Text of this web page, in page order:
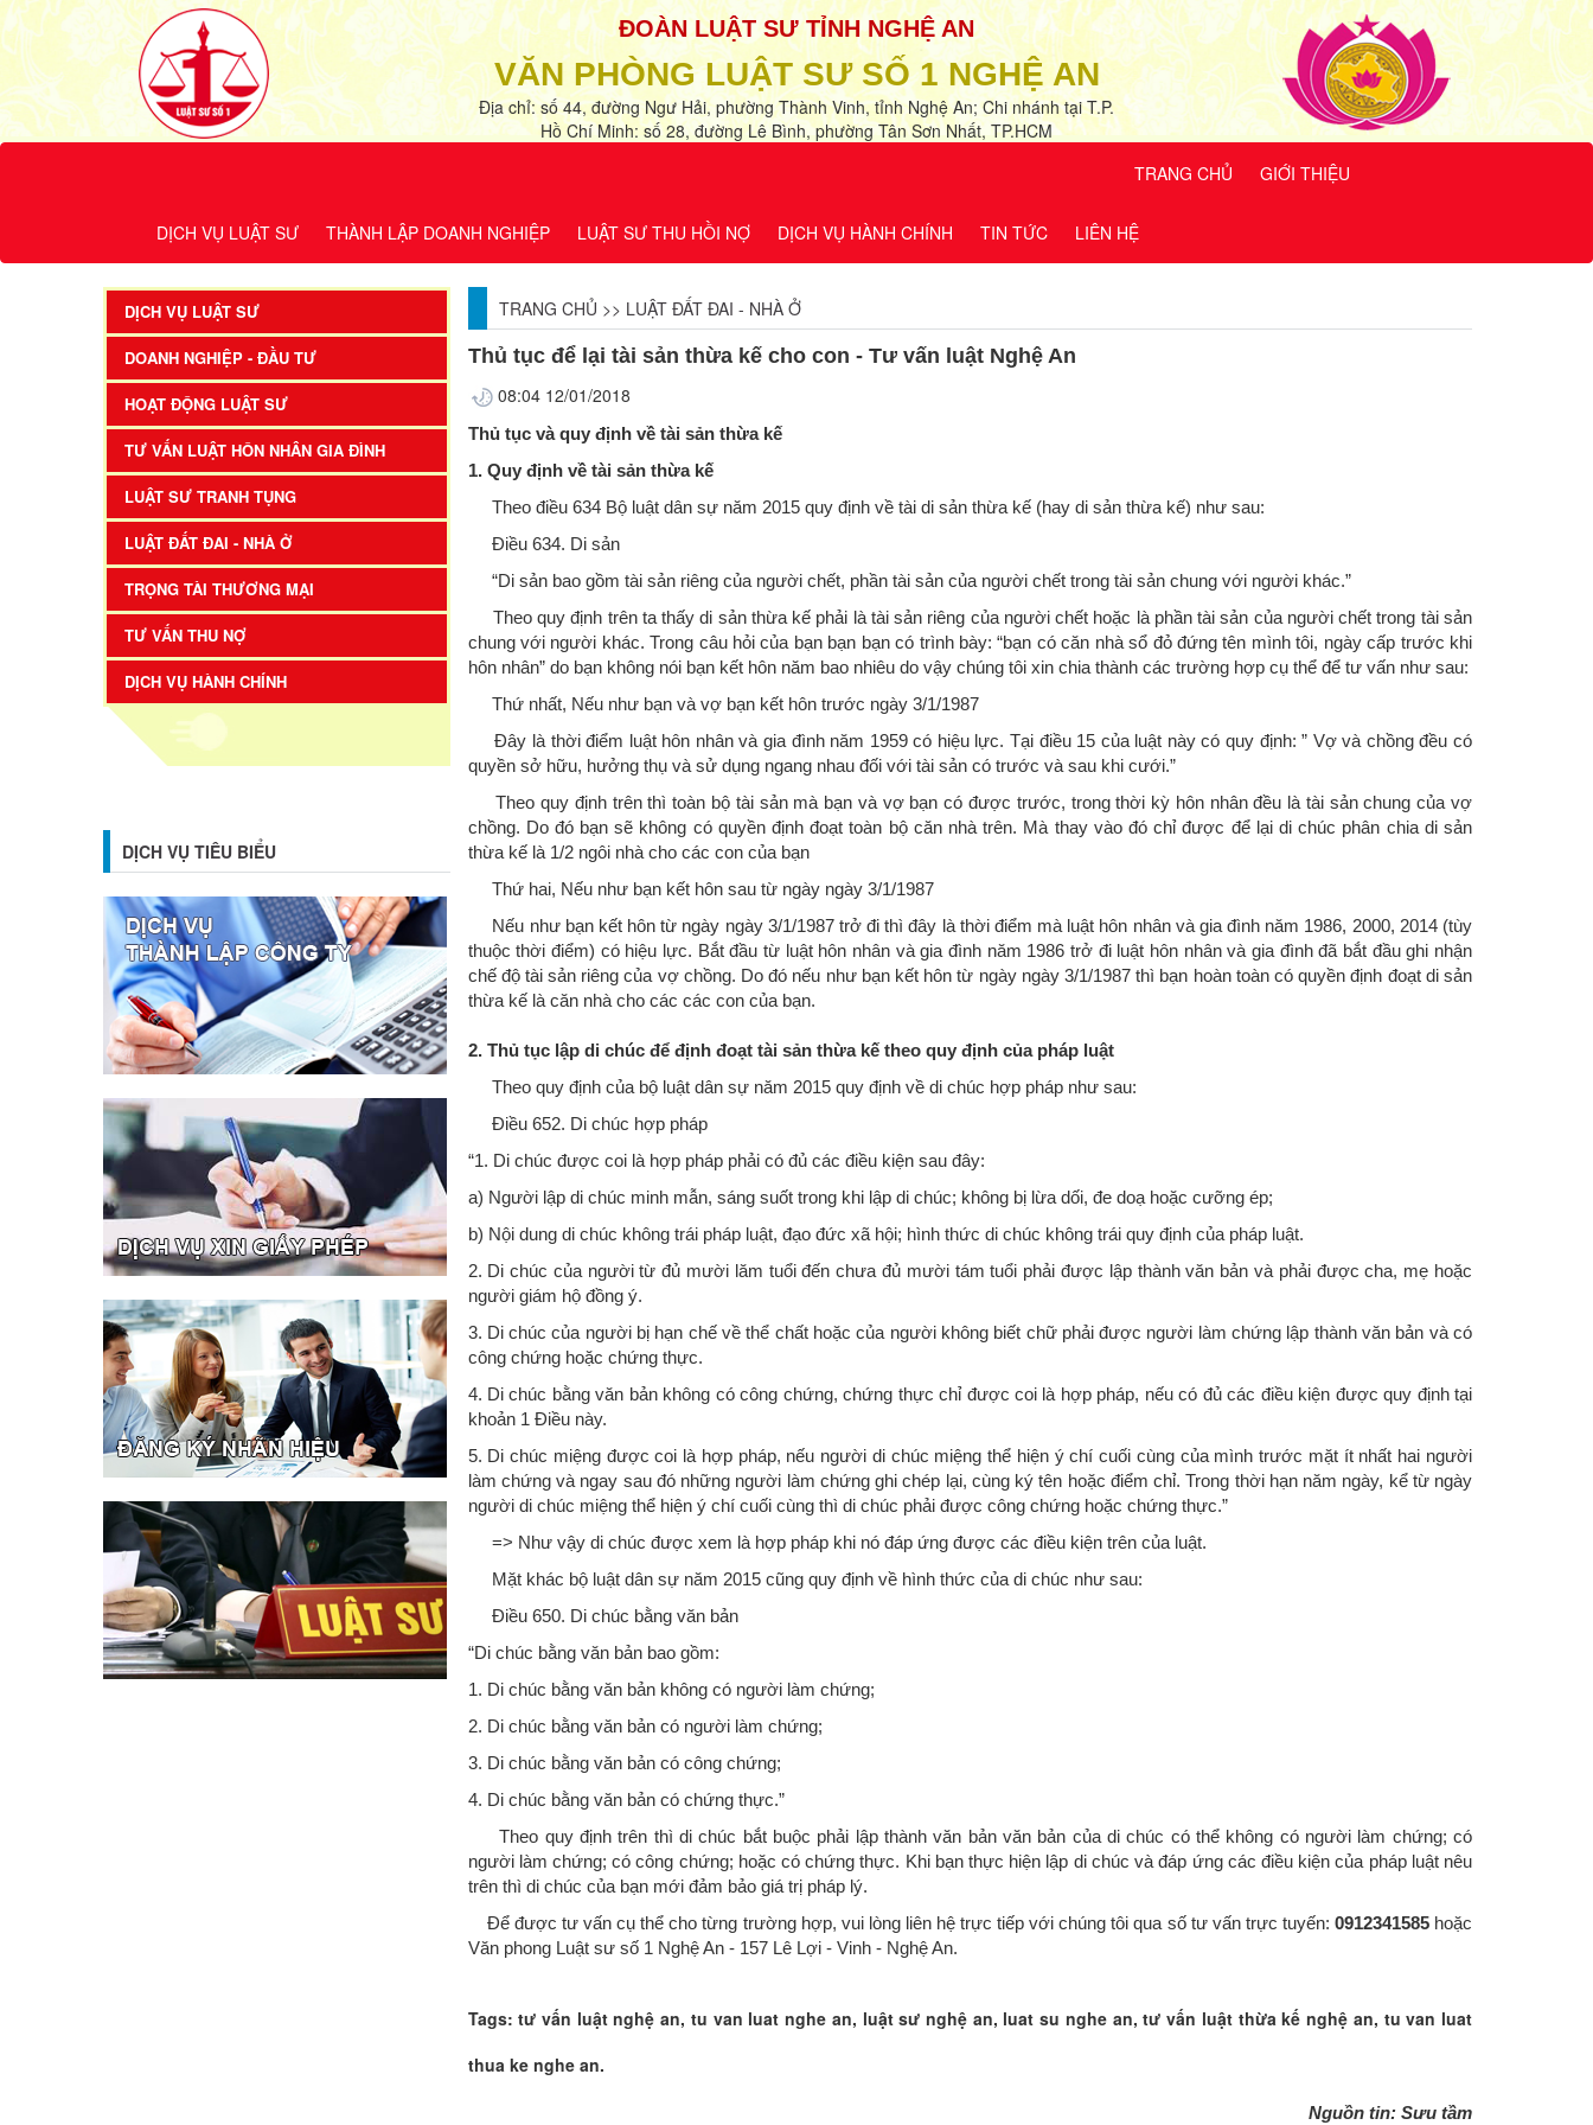
ĐOÀN LUẬT SƯ TỈNH NGHỆ AN
VĂN PHÒNG LUẬT SƯ SỐ 1 NGHỆ AN
Địa chỉ: số 44, đường Ngư Hải, phường Thành Vinh, tỉnh Nghệ An; Chi nhánh tại T.P.
Hồ Chí Minh: số 28, đường Lê Bình, phường Tân Sơn Nhất, TP.HCM
TRANG CHỦ
GIỚI THIỆU
DỊCH VỤ LUẬT SƯ THÀNH LẬP DOANH NGHIỆP LUẬT SƯ THU HỒI NỢ DỊCH VỤ HÀNH CHÍNH TIN TỨC LIÊN HỆ
DỊCH VỤ LUẬT SƯ
DOANH NGHIỆP - ĐẦU TƯ
HOẠT ĐỘNG LUẬT SƯ
TƯ VẤN LUẬT HÔN NHÂN GIA ĐÌNH
LUẬT SƯ TRANH TỤNG
LUẬT ĐẤT ĐAI - NHÀ Ở
TRỌNG TÀI THƯƠNG MẠI
TƯ VẤN THU NỢ
DỊCH VỤ HÀNH CHÍNH
DỊCH VỤ TIÊU BIỂU
TRANG CHỦ >> LUẬT ĐẤT ĐAI - NHÀ Ở
Thủ tục để lại tài sản thừa kế cho con - Tư vấn luật Nghệ An
08:04 12/01/2018
Thủ tục và quy định về tài sản thừa kế
1. Quy định về tài sản thừa kế
Theo điều 634 Bộ luật dân sự năm 2015 quy định về tài di sản thừa kế (hay di sản thừa kế) như sau:
Điều 634. Di sản
“Di sản bao gồm tài sản riêng của người chết, phần tài sản của người chết trong tài sản chung với người khác.”
Theo quy định trên ta thấy di sản thừa kế phải là tài sản riêng của người chết hoặc là phần tài sản của người chết trong tài sản
chung với người khác. Trong câu hỏi của bạn bạn bạn có trình bày: “bạn có căn nhà sổ đỏ đứng tên mình tôi, ngày cấp trước khi
hôn nhân” do bạn không nói bạn kết hôn năm bao nhiêu do vậy chúng tôi xin chia thành các trường hợp cụ thể để tư vấn như sau:
Thứ nhất, Nếu như bạn và vợ bạn kết hôn trước ngày 3/1/1987
Đây là thời điểm luật hôn nhân và gia đình năm 1959 có hiệu lực. Tại điều 15 của luật này có quy định: ” Vợ và chồng đều có
quyền sở hữu, hưởng thụ và sử dụng ngang nhau đối với tài sản có trước và sau khi cưới.”
Theo quy định trên thì toàn bộ tài sản mà bạn và vợ bạn có được trước, trong thời kỳ hôn nhân đều là tài sản chung của vợ
chồng. Do đó bạn sẽ không có quyền định đoạt toàn bộ căn nhà trên. Mà thay vào đó chỉ được để lại di chúc phân chia di sản
thừa kế là 1/2 ngôi nhà cho các con của bạn
Thứ hai, Nếu như bạn kết hôn sau từ ngày ngày 3/1/1987
Nếu như bạn kết hôn từ ngày ngày 3/1/1987 trở đi thì đây là thời điểm mà luật hôn nhân và gia đình năm 1986, 2000, 2014 (tùy
thuộc thời điểm) có hiệu lực. Bắt đầu từ luật hôn nhân và gia đình năm 1986 trở đi luật hôn nhân và gia đình đã bắt đầu ghi nhận
chế độ tài sản riêng của vợ chồng. Do đó nếu như bạn kết hôn từ ngày ngày 3/1/1987 thì bạn hoàn toàn có quyền định đoạt di sản
thừa kế là căn nhà cho các các con của bạn.
2. Thủ tục lập di chúc để định đoạt tài sản thừa kế theo quy định của pháp luật
Theo quy định của bộ luật dân sự năm 2015 quy định về di chúc hợp pháp như sau:
Điều 652. Di chúc hợp pháp
“1. Di chúc được coi là hợp pháp phải có đủ các điều kiện sau đây:
a) Người lập di chúc minh mẫn, sáng suốt trong khi lập di chúc; không bị lừa dối, đe doạ hoặc cưỡng ép;
b) Nội dung di chúc không trái pháp luật, đạo đức xã hội; hình thức di chúc không trái quy định của pháp luật.
2. Di chúc của người từ đủ mười lăm tuổi đến chưa đủ mười tám tuổi phải được lập thành văn bản và phải được cha, mẹ hoặc
người giám hộ đồng ý.
3. Di chúc của người bị hạn chế về thể chất hoặc của người không biết chữ phải được người làm chứng lập thành văn bản và có
công chứng hoặc chứng thực.
4. Di chúc bằng văn bản không có công chứng, chứng thực chỉ được coi là hợp pháp, nếu có đủ các điều kiện được quy định tại
khoản 1 Điều này.
5. Di chúc miệng được coi là hợp pháp, nếu người di chúc miệng thể hiện ý chí cuối cùng của mình trước mặt ít nhất hai người
làm chứng và ngay sau đó những người làm chứng ghi chép lại, cùng ký tên hoặc điểm chỉ. Trong thời hạn năm ngày, kể từ ngày
người di chúc miệng thể hiện ý chí cuối cùng thì di chúc phải được công chứng hoặc chứng thực.”
=> Như vậy di chúc được xem là hợp pháp khi nó đáp ứng được các điều kiện trên của luật.
Mặt khác bộ luật dân sự năm 2015 cũng quy định về hình thức của di chúc như sau:
Điều 650. Di chúc bằng văn bản
“Di chúc bằng văn bản bao gồm:
1. Di chúc bằng văn bản không có người làm chứng;
2. Di chúc bằng văn bản có người làm chứng;
3. Di chúc bằng văn bản có công chứng;
4. Di chúc bằng văn bản có chứng thực.”
Theo quy định trên thì di chúc bắt buộc phải lập thành văn bản văn bản của di chúc có thể không có người làm chứng; có
người làm chứng; có công chứng; hoặc có chứng thực. Khi bạn thực hiện lập di chúc và đáp ứng các điều kiện của pháp luật nêu
trên thì di chúc của bạn mới đảm bảo giá trị pháp lý.
Để được tư vấn cụ thể cho từng trường hợp, vui lòng liên hệ trực tiếp với chúng tôi qua số tư vấn trực tuyến: 0912341585 hoặc
Văn phong Luật sư số 1 Nghệ An - 157 Lê Lợi - Vinh - Nghệ An.
Tags: tư vấn luật nghệ an, tu van luat nghe an, luật sư nghệ an, luat su nghe an, tư vấn luật thừa kế nghệ an, tu van luat
thua ke nghe an.
Nguồn tin: Sưu tầm